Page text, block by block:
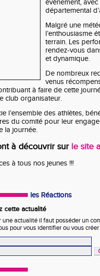
événement,
départemental
Malgré une
l’enthousiasme
terrain. Les
rendez-vous
et dynamique.
De nombreux
venus
à faire de cette
club organisateur.
l’ensemble des athlètes,
du comité pour leur
la journée.
à découvrir sur le site
à tous nos jeunes !!!
les Réactions
cette actualité
une actualité il faut posséder un
pour vous identifier ou vous